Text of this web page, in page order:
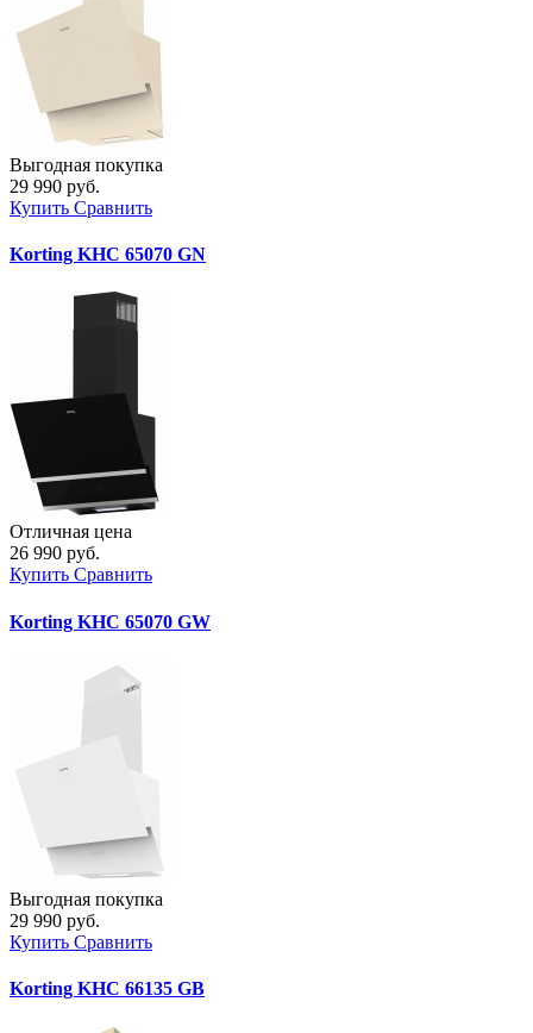
Выгодная покупка
29 990 руб.
Купить Сравнить
Korting KHC 65070 GN
Отличная цена
26 990 руб.
Купить Сравнить
Korting KHC 65070 GW
Выгодная покупка
29 990 руб.
Купить Сравнить
Korting KHC 66135 GB